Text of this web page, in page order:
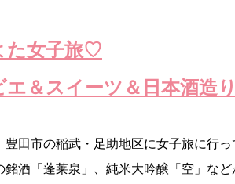
た女子旅♡
エ＆スイーツ＆日本酒造
豊田市の稲武・足助地区に女子旅に行っ
銘酒「蓬莱泉」、純米大吟醸「空」な